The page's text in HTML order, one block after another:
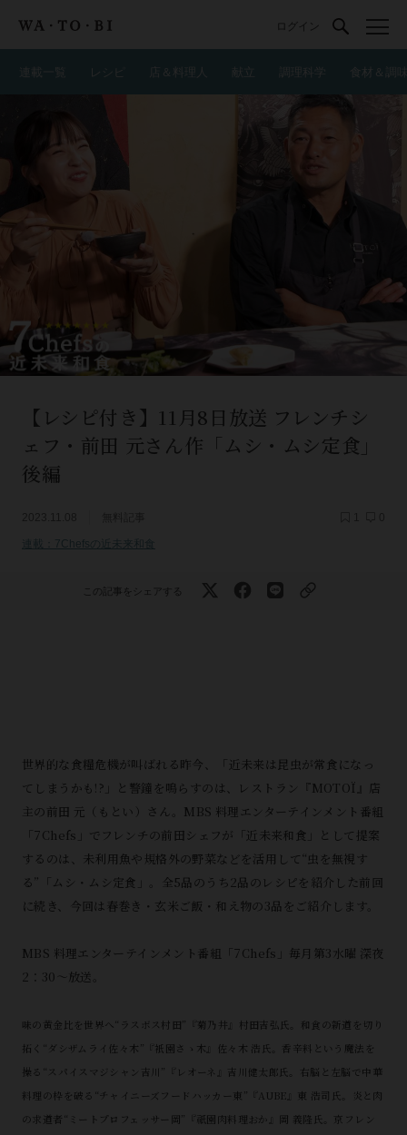
ログイン
レシピ 店＆料理人 献立 食材＆調
【レシピ付き】11月8日放送 フレンチシ
ェフ・前田 元さん作「ムシ・ムシ定食」
後編
連載：7Chefsの近未来和食
この記事をシェアする
世界的な食糧危機が叫ばれる昨今、「近未来は昆虫が常食になっ
てしまうかも!?」と警鐘を鳴らすのは、レストラン『MOTOÏ』店
主の前田 元（もとい）さん。MBS 料理エンターテインメント番組
「7Chefs」でフレンチの前田シェフが「近未来和食」として提案
するのは、未利用魚や規格外の野菜などを活用して“虫を無視す
る”「ムシ・ムシ定食」。全5品のうち2品のレシピを紹介した前回
に続き、今回は春巻き・玄米ご飯・和え物の3品をご紹介します。
MBS 料理エンターテインメント番組「7Chefs」毎月第3水曜 深夜
2：30～放送。
味の黄金比を世界へ“ラスボス村田”『菊乃井』村田吉弘氏。和食の新道を切り
拓く“ダシザムライ佐々木”『衹園さゝ木』佐々木 浩氏。香辛料という魔法を
操る“スパイスマジシャン吉川”『レオーネ』吉川健太郎氏。右脳と左脳で中華
料理の枠を破る“チャイニーズフードハッカー東”『AUBE』東 浩司氏。炎と肉
の求道者“ミートプロフェッサー岡”『祇園肉料理おか』岡 義隆氏。京フレン